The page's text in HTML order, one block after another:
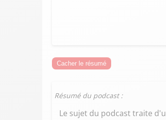
Cacher le résumé
Résumé du podcast :
Le sujet du podcast traite